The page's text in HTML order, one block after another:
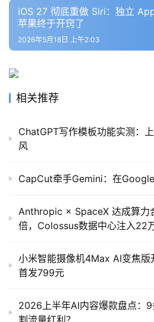
iOS 27 彻底重做 Siri：独立
苹果终于开窍了
2026年5月18日 上午2:03
相关推荐
ChatGPT写作模板功能实测：
风
CapCut牵手Gemini：在
Anthropic × SpaceX 达成算力
倍，Colossus数据中心注入22
小米智能摄像机4Max AI变焦版
首发799元
2026上半年AI内容爆款盘点：